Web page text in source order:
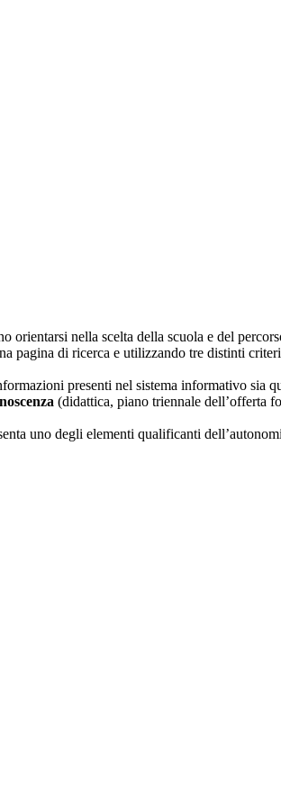
orientarsi nella scelta della scuola e del
pagina di ricerca e utilizzando tre distinti
presenti nel sistema informativo sia
(didattica, piano triennale dell’offerta
uno degli elementi qualificanti